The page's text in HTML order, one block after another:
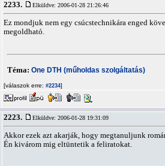
2233. Elküldve: 2006-01-28 21:26:46
Ez mondjuk nem egy csúcstechnikára enged
megoldható.
Téma: One DTH (műholdas szolgáltatás)
[válaszok erre: #2234]
2223. Elküldve: 2006-01-28 19:31:09
Akkor ezek azt akarják, hogy megtanuljunk
Én kivárom mig eltüntetik a feliratokat.